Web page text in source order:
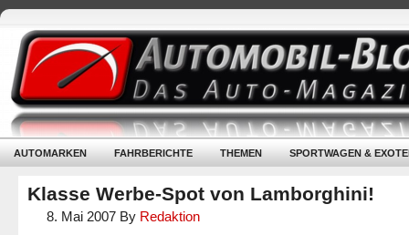
AUTOMARKEN FAHRBERICHTE THEMEN SPORTWAGEN &
Klasse Werbe-Spot von Lamborghini!
8. Mai 2007 By Redaktion